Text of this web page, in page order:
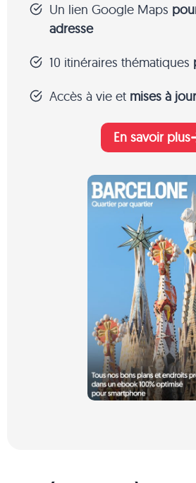
Un lien Google Maps
adresse
10 itinéraires thématiques
Accès à vie et mises à
En savoir plus